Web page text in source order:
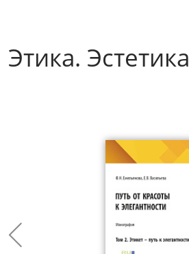
Этика. Эстетика